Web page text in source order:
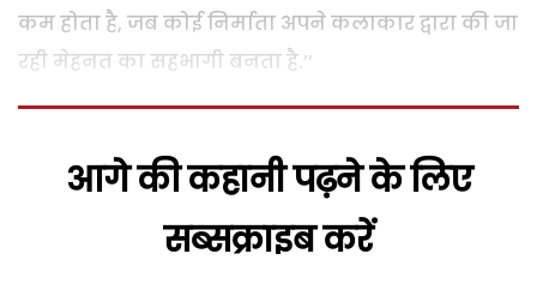
कम होता है, जब कोई निर्माता अपने कलाकार द्वारा की जा
रही मेहनत का सहभागी बनता है.’’
आगे की कहानी पढ़ने के लिए
सब्सक्राइब करें